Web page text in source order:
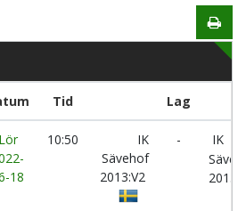
Tid Lag
Lör
18
10:50
IK
Sävehof
2013:V2
-
IK